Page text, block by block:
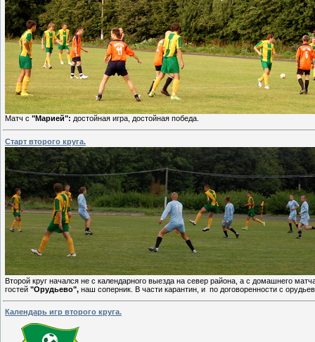
Матч с "Марией": достойная игра, достойная победа.
Старт второго круга.
Второй круг начался не с календарного выезда на север района, а с домашнего
гостей "Орудьево", наш соперник. В части карантин, и по договоренности с
Календарь игр второго круга.